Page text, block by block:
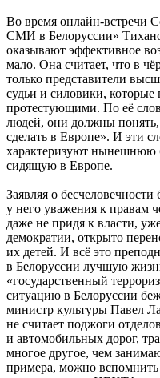
Во время онлайн-встречи
СМИ в Белоруссии»
оказывают эффективное
мало. Она считает, что в
только представители
судьи и силовики,
протестующими. По её
людей, они должны понять,
сделать в Европе». И эти
характеризуют нынешнюю
сидящую в Европе.
Заявляя о
у него уважения к правам
даже не придя к власти,
демократии, открыто
их детей. И всё это
в Белоруссии лучшую
«государственный
ситуацию в Белоруссии
министр культуры Павел
не считает поджоги
и автомобильных дорог,
многое другое, чем
примера, можно